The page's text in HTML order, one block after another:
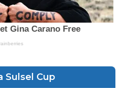
Sulsel Cup